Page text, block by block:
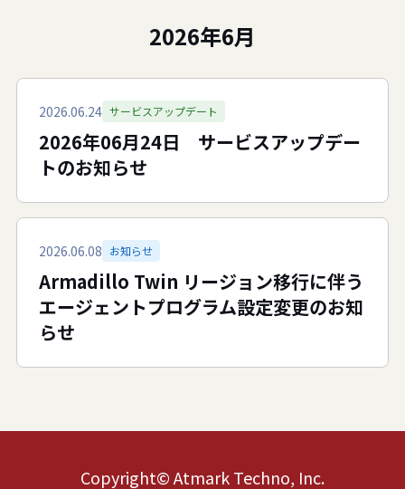
2026年6月
2026.06.24 サービスアップデート
2026年06月24日 サービスアップデー
トのお知らせ
2026.06.08 お知らせ
Armadillo Twin リージョン移行に伴う
エージェントプログラム設定変更のお知
らせ
Copyright© Atmark Techno, Inc.